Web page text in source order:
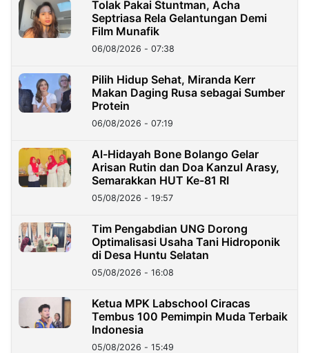
Tolak Pakai Stuntman, Acha
Septriasa Rela Gelantungan Demi
Film Munafik
06/08/2026 - 07:38
Pilih Hidup Sehat, Miranda Kerr
Makan Daging Rusa sebagai Sumber
Protein
06/08/2026 - 07:19
Al-Hidayah Bone Bolango Gelar
Arisan Rutin dan Doa Kanzul Arasy,
Semarakkan HUT Ke-81 RI
05/08/2026 - 19:57
‎Tim Pengabdian UNG Dorong
Optimalisasi Usaha Tani Hidroponik
di Desa Huntu Selatan
05/08/2026 - 16:08
Ketua MPK Labschool Ciracas
Tembus 100 Pemimpin Muda Terbaik
Indonesia
05/08/2026 - 15:49